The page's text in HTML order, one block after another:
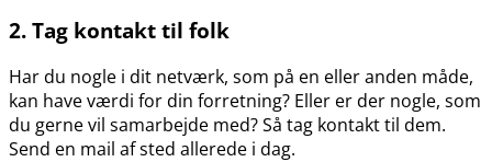
2. Tag kontakt til folk
Har du nogle i dit netværk, som på en eller anden måde,
kan have værdi for din forretning? Eller er der nogle, som
du gerne vil samarbejde med? Så tag kontakt til dem.
Send en mail af sted allerede i dag.